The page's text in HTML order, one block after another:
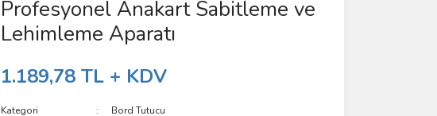
Profesyonel Anakart Sabitleme ve
Lehimleme Aparatı
1.189,78 TL + KDV
Kategori
Bord Tutucu